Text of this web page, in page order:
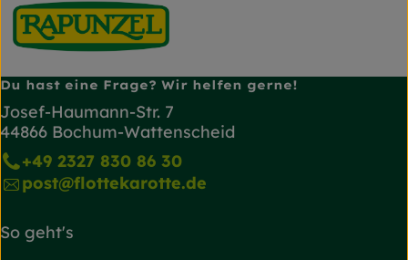
Du hast eine Frage? Wir helfen gerne!
Josef-Haumann-Str. 7
44866 Bochum-Wattenscheid
+49 2327 830 86 30
post@flottekarotte.de
So geht's